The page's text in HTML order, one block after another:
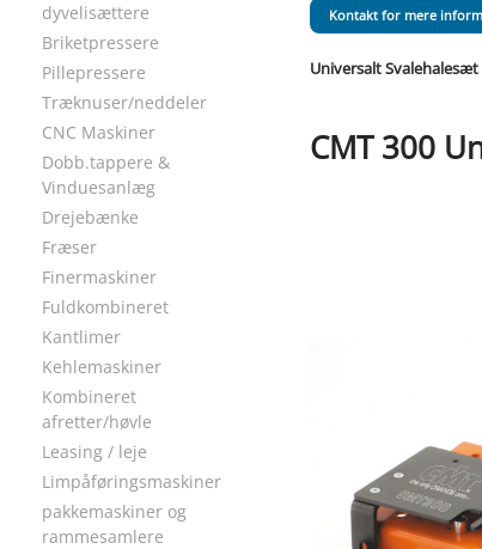
dyvelisættere
Briketpressere
Pillepressere
Træknuser/neddeler
CNC Maskiner
Dobb.tappere &
Vinduesanlæg
Drejebænke
Fræser
Finermaskiner
Fuldkombineret
Kantlimer
Kehlemaskiner
Kombineret
afretter/høvle
Leasing / leje
Limpåføringsmaskiner
pakkemaskiner og
rammesamlere
Kontakt for mere
Universalt Svalehalesæt
CMT 300